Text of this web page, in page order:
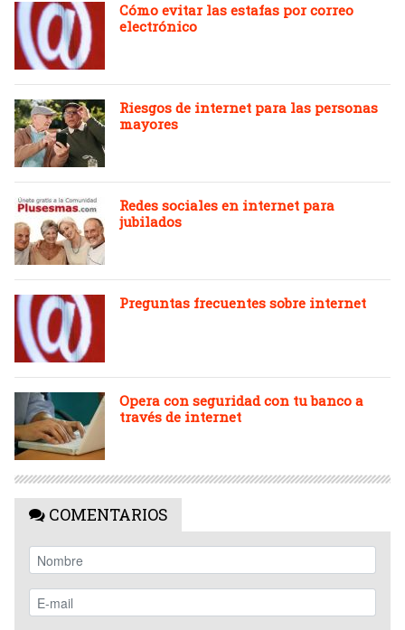
Cómo evitar las estafas por correo
electrónico
Riesgos de internet para las personas
mayores
Redes sociales en internet para
jubilados
Preguntas frecuentes sobre internet
Opera con seguridad con tu banco a
través de internet
COMENTARIOS